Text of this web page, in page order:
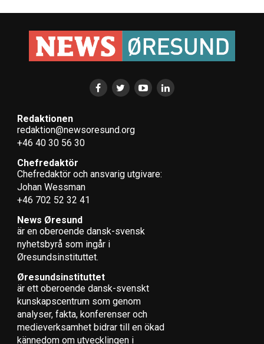
Redaktionen
redaktion@newsoresund.org
+46 40 30 56 30
Chefredaktör
Chefredaktör och ansvarig utgivare:
Johan Wessman
+46 702 52 32 41
News Øresund
är en oberoende dansk-svensk
nyhets­byrå som ingår i
Øresundsinstituttet.
Øresundsinstituttet
är ett oberoende dansk-svenskt
kunskapscentrum som genom
analyser, fakta, konferenser och
medieverksamhet bidrar till en ökad
kännedom om utvecklingen i